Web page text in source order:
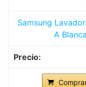
Samsung
A